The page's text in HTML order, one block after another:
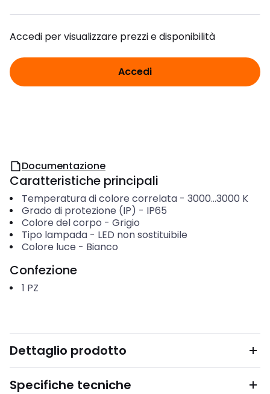
Accedi per visualizzare prezzi e disponibilità
Accedi
Documentazione
Caratteristiche principali
Temperatura di colore correlata- 3000...3000 K
Grado di protezione (IP) - IP65
Colore del corpo - Grigio
Tipo lampada- LED non sostituibile
Colore luce - Bianco
Confezione
1 PZ
Dettaglio prodotto
Specifiche tecniche